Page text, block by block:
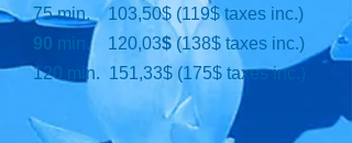
75 min. 103,50$ (119$ taxes inc.)
90 min. 120,03$ (138$ taxes inc.)
120 min. 151,33$ (175$ taxes inc.)